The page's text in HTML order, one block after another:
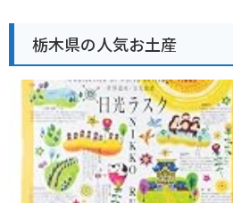
栃木県の人気お土産